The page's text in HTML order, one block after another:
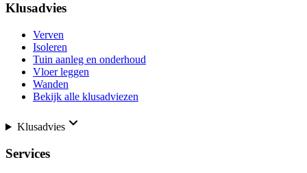
Klusadvies
Verven
Isoleren
Tuin aanleg en onderhoud
Vloer leggen
Wanden
Bekijk alle klusadviezen
Klusadvies
Services